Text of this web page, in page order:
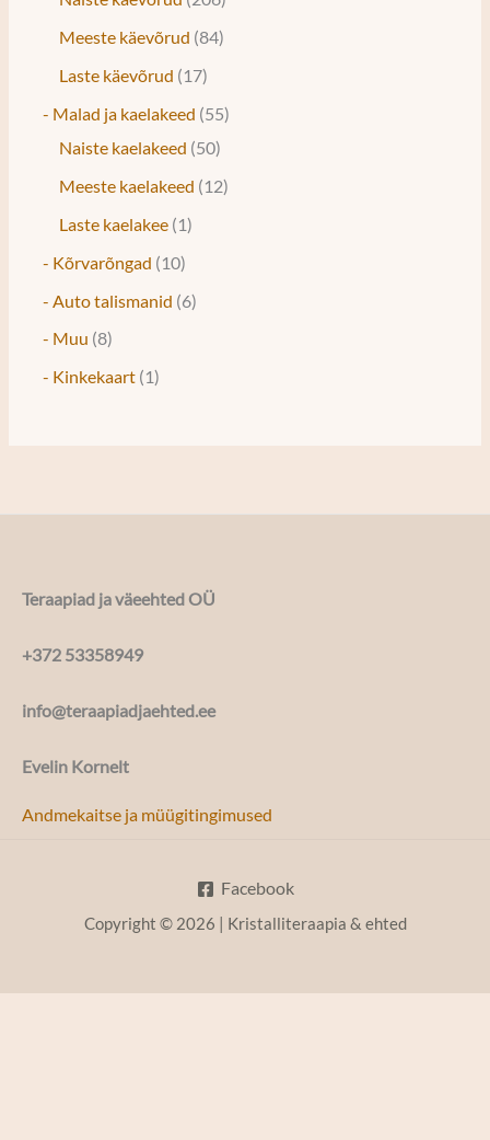
Meeste käevõrud 84
Laste käevõrud
17
- Malad ja kaelakeed 55
Naiste kaelakeed 50
Meeste kaelakeed
12
Laste kaelakee 1
- Kõrvarõngad
10
- Auto talismanid 6
- Muu 8
- Kinkekaart 1
Teraapiad ja väeehted OÜ
+372 53358949
info@teraapiadjaehted.ee
Evelin Kornelt
Andmekaitse ja müügitingimused
Facebook
Copyright © 2026 | Kristalliteraapia & ehted